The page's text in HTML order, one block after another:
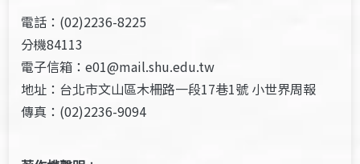
電話：(02)2236-8225
分機84113
電子信箱：e01@mail.shu.edu.tw
地址：台北市文山區木柵路一段17巷1號 小世界周報
傳真：(02)2236-9094